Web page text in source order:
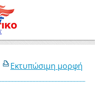
Εκτυπώσιμη μορφή